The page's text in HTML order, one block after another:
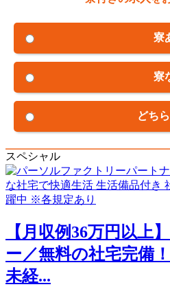
寮
寮
どち
スペシャル
【月収例36万円以上
ー／無料の社宅完備
未経...